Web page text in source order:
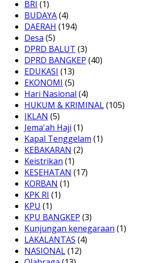
BRI (1)
BUDAYA(4)
DAERAH (194)
Desa (5)
DPRD BALUT (3)
DPRD BANGKEP (40)
EDUKASI (13)
EKONOMI (5)
Hari Nasional (4)
HUKUM & KRIMINAL(105)
IKLAN (5)
Jema'ah Haji (1)
Kapal Tenggelam (1)
KEBAKARAN (2)
Keistrikan (1)
KESEHATAN (17)
KORBAN (1)
KPK RI (1)
KPU (1)
KPU BANGKEP (3)
Kunjungan kenegaraan (1)
LAKALANTAS (4)
NASIONAL(12)